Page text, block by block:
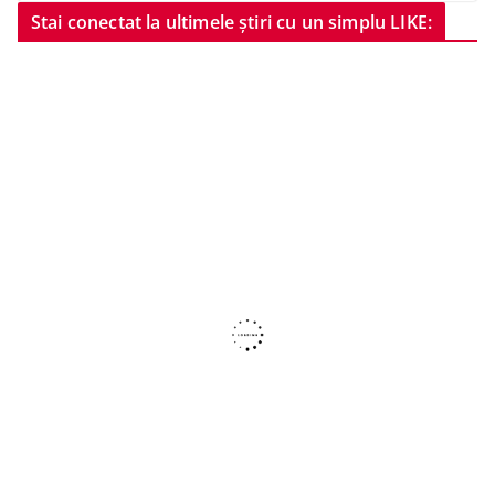
Stai conectat la ultimele știri cu un simplu LIKE: